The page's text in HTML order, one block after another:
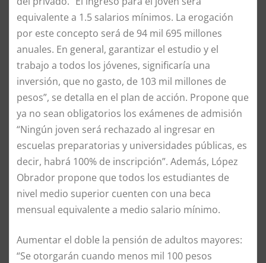
equivalente a 1.5 salarios mínimos. La erogación
por este concepto será de 94 mil 695 millones
anuales. En general, garantizar el estudio y el
trabajo a todos los jóvenes, significaría una
inversión, que no gasto, de 103 mil millones de
pesos”, se detalla en el plan de acción. Propone que
ya no sean obligatorios los exámenes de admisión
“Ningún joven será rechazado al ingresar en
escuelas preparatorias y universidades públicas, es
decir, habrá 100% de inscripción”. Además, López
Obrador propone que todos los estudiantes de
nivel medio superior cuenten con una beca
mensual equivalente a medio salario mínimo.
Aumentar el doble la pensión de adultos mayores:
“Se otorgarán cuando menos mil 100 pesos